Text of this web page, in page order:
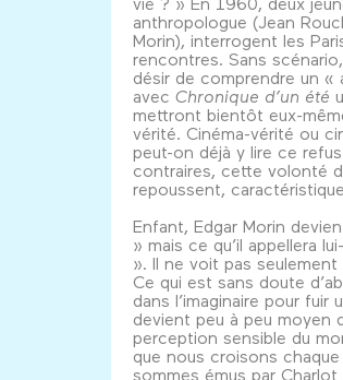
anthropologue (Jean
Morin), interrogent les
rencontres. Sans
désir de comprendre un «
avec Chronique d’un été
mettront bientôt eux-
vérité. Cinéma-vérité ou
peut-on déjà y lire ce
contraires, cette volonté
repoussent,
Enfant, Edgar Morin
» mais ce qu’il appellera
». Il ne voit pas
Ce qui est sans doute
dans l’imaginaire pour fuir
devient peu à peu moyen
perception sensible du
que nous croisons
sommes émus par